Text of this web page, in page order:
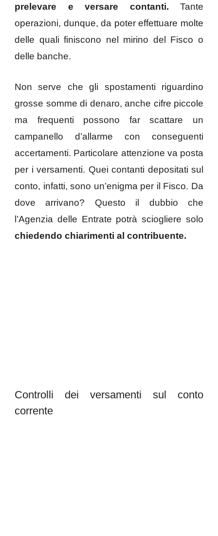
prelevare e versare contanti. Tante
operazioni, dunque, da poter effettuare molte
delle quali finiscono nel mirino del Fisco o
delle banche.
Non serve che gli spostamenti riguardino
grosse somme di denaro, anche cifre piccole
ma frequenti possono far scattare un
campanello d’allarme con conseguenti
accertamenti. Particolare attenzione va posta
per i versamenti. Quei contanti depositati sul
conto, infatti, sono un’enigma per il Fisco. Da
dove arrivano? Questo il dubbio che
l’Agenzia delle Entrate potrà sciogliere solo
chiedendo chiarimenti al contribuente.
Controlli dei versamenti sul conto
corrente